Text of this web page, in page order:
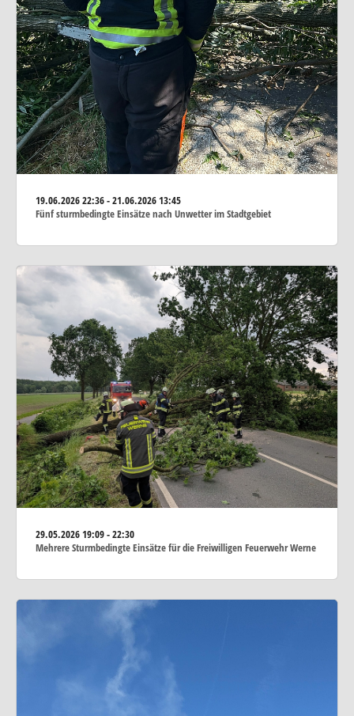
19.06.202622:36 - 21.06.2026 13:45
Fünf sturmbedingte Einsätze nach Unwetter im Stadtgebiet
29.05.202619:09 - 22:30
Mehrere Sturmbedingte Einsätze für die Freiwilligen Feuerwehr Werne